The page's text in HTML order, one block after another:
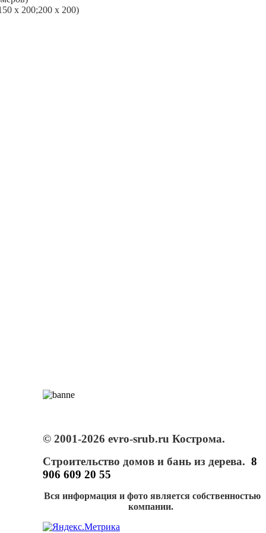
х 200;200 х 200)
© 2001-2026 evro-srub.ru Кострома.
Строительство домов и бань из дерева. 8
906 609 20 55
Вся информация и фото является собственностью
компании.